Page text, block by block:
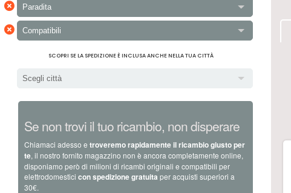
× Paradita
× Compatibili
SCOPRI SE LA SPEDIZIONE È INCLUSA ANCHE NELLA TUA CITTÀ
Scegli città
Se non trovi il tuo ricambio, non disperare
Chiamaci adesso e troveremo rapidamente il ricambio giusto per
te, il nostro fornito magazzino non è ancora completamente online,
disponiamo però di milioni di ricambi originali e compatibili per
elettrodomestici con spedizione gratuita per acquisti superiori a
30€.